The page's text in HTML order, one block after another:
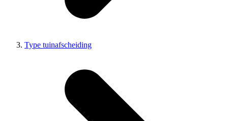
Type tuinafscheiding